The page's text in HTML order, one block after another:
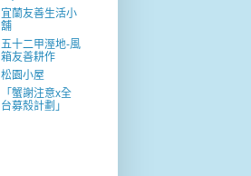
宜蘭友善生活小
舖
五十二甲溼地-風
箱友善耕作
松園小屋
「蟹謝注意x全
台募殼計劃」